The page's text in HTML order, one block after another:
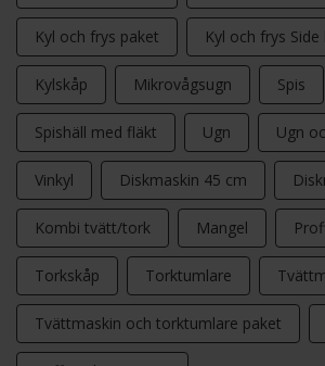
Kyl och frys paket Kyl och frys Side
Kylskåp Mikrovågsugn Spis
Spishäll med fläkt Ugn Ugn
Vinkyl Diskmaskin 45 cm
Kombi tvätt/tork Mangel
Torkskåp Torktumlare
Tvättmaskin och torktumlare paket